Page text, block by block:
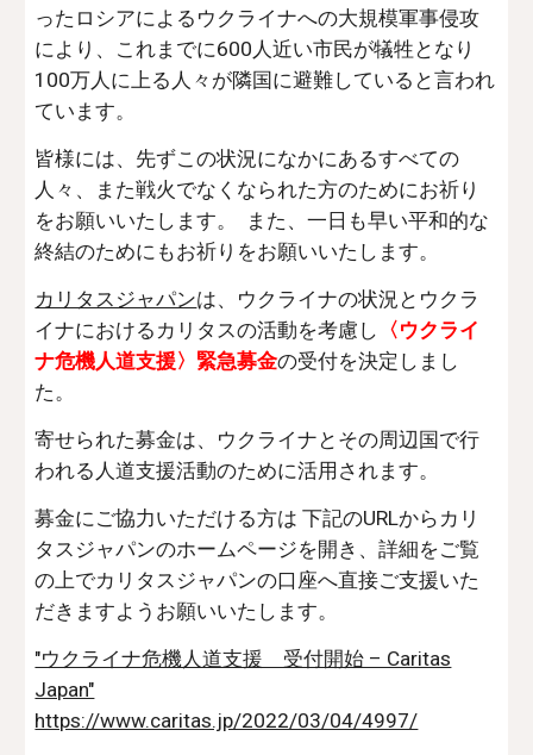
ったロシアによるウクライナへの大規模軍事侵攻
により、これまでに600人近い市民が犠牲となり
100万人に上る人々が隣国に避難していると言われ
ています。
皆様には、先ずこの状況になかにあるすべての
人々、また戦火でなくなられた方のためにお祈り
をお願いいたします。 また、一日も早い平和的な
終結のためにもお祈りをお願いいたします。
カリタスジャパンは、ウクライナの状況とウクラ
イナにおけるカリタスの活動を考慮し 〈ウクライ
ナ危機人道支援〉緊急募金の受付を決定しまし
た。
寄せられた募金は、ウクライナとその周辺国で行
われる人道支援活動のために活用されます。
募金にご協力いただける方は 下記のURLからカリ
タスジャパンのホームページを開き、詳細をご覧
の上でカリタスジャパンの口座へ直接ご支援いた
だきますようお願いいたします。
"ウクライナ危機人道支援 受付開始 – Caritas
Japan"
https://www.caritas.jp/2022/03/04/4997/